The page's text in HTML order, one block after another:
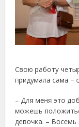
Свою работу
придумала сама –
– Для меня это
можешь
девочка. –